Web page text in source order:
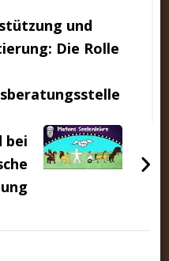
und
Die Rolle
bei